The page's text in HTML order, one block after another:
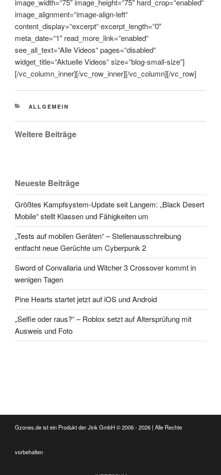
image_alignment=“image-align-left“
content_display=“excerpt“ excerpt_length=“0″
meta_date=“1″ read_more_link=“enabled“
see_all_text=“Alle Videos“ pages=“disabled“
widget_title=“Aktuelle Videos“ size=“blog-small-size“]
[/vc_column_inner][/vc_row_inner][/vc_column][/vc_row]
CATEGORIES
ALLGEMEIN
Weitere Beiträge
Neueste Beiträge
Größtes Kampfsystem-Update seit Langem: „Black Desert
Mobile“ stellt Klassen und Fähigkeiten um
„Tests auf mobilen Geräten“ – Stellenausschreibung
entfacht neue Gerüchte um Cyberpunk 2
Sword of Convallaria und Witcher 3 Crossover kommt in
wenigen Tagen
Pine Hearts startet jetzt auf iOS und Android
„Selfie oder raus?“ – Roblox setzt auf Altersprüfung mit
Ausweis und Foto
Gzones.de ist ein Produkt der Jink GmbH © 2006 - 2026 | Alle Rechte
vorbehalten